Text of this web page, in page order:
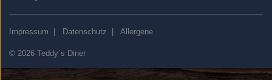
Impressum Datenschutz Allergene
© 2026 Teddy´s Diner